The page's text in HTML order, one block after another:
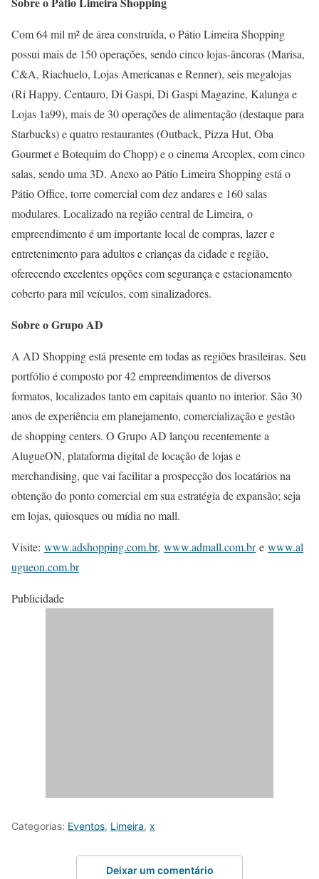
Com 64 mil m² de área construída, o Pátio Limeira Shopping
possui mais de 150 operações, sendo cinco lojas-âncoras (Marisa,
C&A, Riachuelo, Lojas Americanas e Renner), seis megalojas
(Ri Happy, Centauro, Di Gaspi, Di Gaspi Magazine, Kalunga e
Lojas 1a99), mais de 30 operações de alimentação (destaque para
Starbucks) e quatro restaurantes (Outback, Pizza Hut, Oba
Gourmet e Botequim do Chopp) e o cinema Arcoplex, com cinco
salas, sendo uma 3D. Anexo ao Pátio Limeira Shopping está o
Pátio Office, torre comercial com dez andares e 160 salas
modulares. Localizado na região central de Limeira, o
empreendimento é um importante local de compras, lazer e
entretenimento para adultos e crianças da cidade e região,
oferecendo excelentes opções com segurança e estacionamento
coberto para mil veículos, com sinalizadores.
Sobre o Grupo AD
A AD Shopping está presente em todas as regiões brasileiras. Seu
portfólio é composto por 42 empreendimentos de diversos
formatos, localizados tanto em capitais quanto no interior. São 30
anos de experiência em planejamento, comercialização e gestão
de shopping centers. O Grupo AD lançou recentemente a
AlugueON, plataforma digital de locação de lojas e
merchandising, que vai facilitar a prospecção dos locatários na
obtenção do ponto comercial em sua estratégia de expansão; seja
em lojas, quiosques ou mídia no mall.
Visite: www.adshopping.com.br, www.admall.com.bre www.al
ugueon.com.br
Publicidade
Categorias: Eventos, Limeira, x
Deixar um comentário